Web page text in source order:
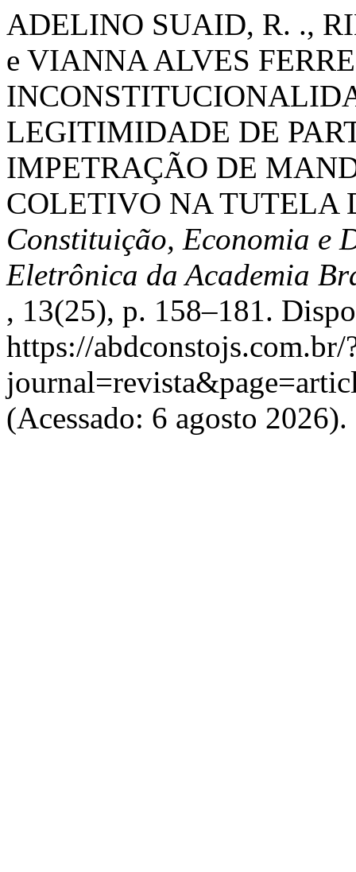
ADELINO SUAID, R. .,
e VIANNA ALVES
LEGITIMIDADE DE
IMPETRAÇÃO DE
COLETIVO NA TUTELA
Constituição, Economia e
Eletrônica da Academia
, 13(25), p. 158–181.
https://abdconstojs.com.br/
(Acessado: 6 agosto 2026).